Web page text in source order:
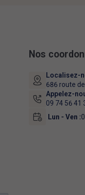
Nos
Localisez-
686 route
Appelez-
09 74 56 41
Lun - Ven :